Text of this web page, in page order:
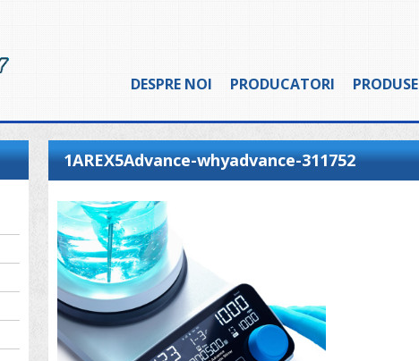
DESPRE NOI PRODUCATORI PRODUSE
1AREX5Advance-whyadvance-311752